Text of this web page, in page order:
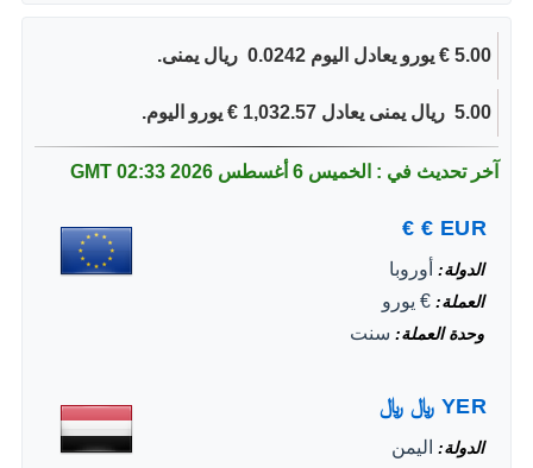
5.00 € يورو يعادل اليوم 0.0242 ‏ ريال يمنى.
5.00 ‏ ريال يمنى يعادل 1,032.57 € يورو اليوم.
آخر تحديث في : الخميس 6 أغسطس 2026 02:33 GMT
EUR
€
€
الدولة أوروبا
العملة € يورو
وحدة العملة سنت
YER ﷼ ﷼
الدولة اليمن